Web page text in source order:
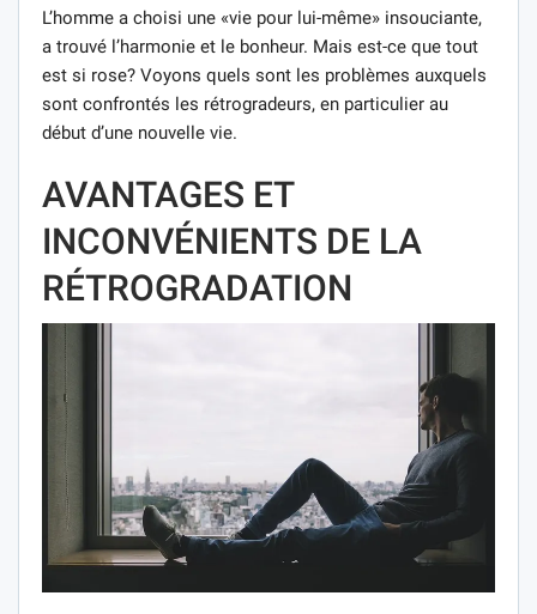
L’homme a choisi une «vie pour lui-même» insouciante,
a trouvé l’harmonie et le bonheur. Mais est-ce que tout
est si rose? Voyons quels sont les problèmes auxquels
sont confrontés les rétrogradeurs, en particulier au
début d’une nouvelle vie.
AVANTAGES ET
INCONVÉNIENTS DE LA
RÉTROGRADATION